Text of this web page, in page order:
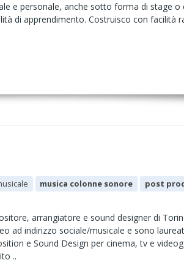
e personale, anche sotto forma di stage
di apprendimento. Costruisco con facilità
musica colonne sonore post
arrangiatore e sound designer di
ad indirizzo sociale/musicale e sono
e Sound Design per cinema, tv e
..